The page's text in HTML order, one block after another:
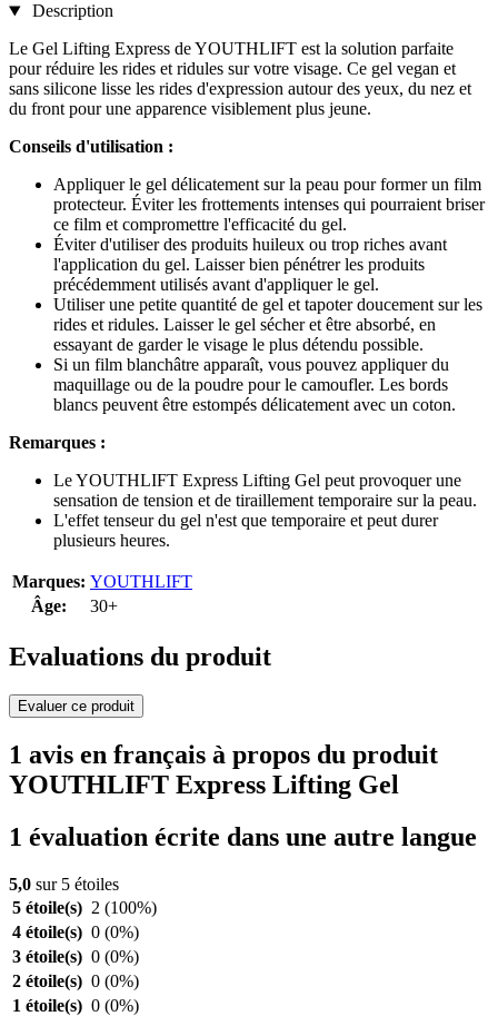
Description
Le Gel Lifting Express de YOUTHLIFT est la solution parfaite
pour réduire les rides et ridules sur votre visage. Ce gel vegan et
sans silicone lisse les rides d'expression autour des yeux, du nez et
du front pour une apparence visiblement plus jeune.
Conseils d'utilisation :
Appliquer le gel délicatement sur la peau pour former un film
protecteur. Éviter les frottements intenses qui pourraient briser
ce film et compromettre l'efficacité du gel.
Éviter d'utiliser des produits huileux ou trop riches avant
l'application du gel. Laisser bien pénétrer les produits
précédemment utilisés avant d'appliquer le gel.
Utiliser une petite quantité de gel et tapoter doucement sur les
rides et ridules. Laisser le gel sécher et être absorbé, en
essayant de garder le visage le plus détendu possible.
Si un film blanchâtre apparaît, vous pouvez appliquer du
maquillage ou de la poudre pour le camoufler. Les bords
blancs peuvent être estompés délicatement avec un coton.
Remarques :
Le YOUTHLIFT Express Lifting Gel peut provoquer une
sensation de tension et de tiraillement temporaire sur la peau.
L'effet tenseur du gel n'est que temporaire et peut durer
plusieurs heures.
Marques: YOUTHLIFT
Âge:
30+
Evaluations du produit
Evaluer ce produit
1 avis en français à propos du produit
YOUTHLIFT Express Lifting Gel
1 évaluation écrite dans une autre langue
5,0 sur 5 étoiles
5 étoile(s) 2 (100%)
4 étoile(s) 0 (0%)
3 étoile(s) 0 (0%)
2 étoile(s) 0 (0%)
1 étoile(s) 0 (0%)